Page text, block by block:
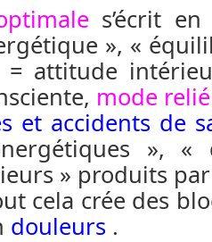
s’écrit
», «
attitude
mode
et accidents de
», «
» produits
cela crée des
douleurs .